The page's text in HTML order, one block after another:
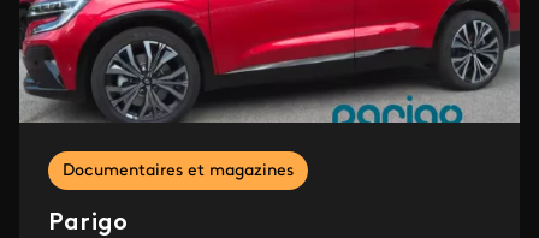
Documentaires et magazines
Parigo